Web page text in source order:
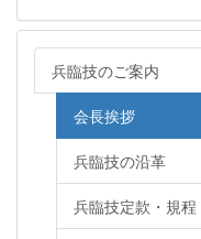
兵臨技のご案内
会長挨拶
兵臨技の沿革
兵臨技定款・規程